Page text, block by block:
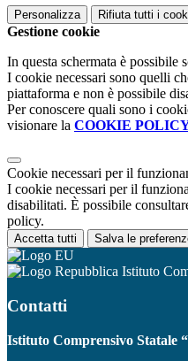
Personalizza Rifiuta tutti i
Gestione cookie
In questa schermata è possibile
I cookie necessari sono quelli
piattaforma e non è possibile
Per conoscere quali sono i
visionare la COOKIE
Cookie necessari per il
I cookie necessari per il
disabilitati. È possibile
policy.
Accetta tutti Salva le
Istituto
Contatti
Istituto Comprensivo Statale